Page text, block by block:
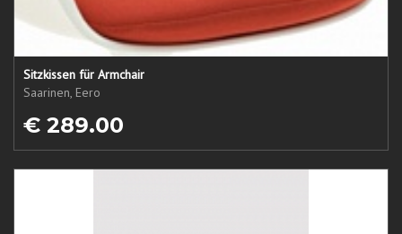
Sitzkissen für Armchair
Saarinen, Eero
€ 289.00